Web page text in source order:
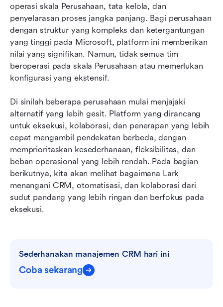
operasi skala Perusahaan, tata kelola, dan
penyelarasan proses jangka panjang. Bagi perusahaan
dengan struktur yang kompleks dan ketergantungan
yang tinggi pada Microsoft, platform ini memberikan
nilai yang signifikan. Namun, tidak semua tim
beroperasi pada skala Perusahaan atau memerlukan
konfigurasi yang ekstensif.
Di sinilah beberapa perusahaan mulai menjajaki
alternatif yang lebih gesit. Platform yang dirancang
untuk eksekusi, kolaborasi, dan penerapan yang lebih
cepat mengambil pendekatan berbeda, dengan
memprioritaskan kesederhanaan, fleksibilitas, dan
beban operasional yang lebih rendah. Pada bagian
berikutnya, kita akan melihat bagaimana Lark
menangani CRM, otomatisasi, dan kolaborasi dari
sudut pandang yang lebih ringan dan berfokus pada
eksekusi.
Sederhanakan manajemen CRM hari ini
Coba sekarang